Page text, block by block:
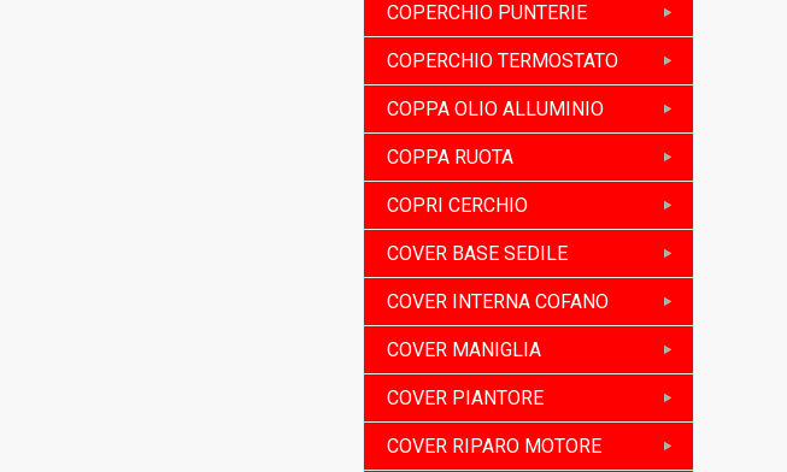
COPERCHIO PUNTERIE
COPERCHIO TERMOSTATO
COPPA OLIO ALLUMINIO
COPPA RUOTA
COPRI CERCHIO
COVER BASE SEDILE
COVER INTERNA COFANO
COVER MANIGLIA
COVER PIANTORE
COVER RIPARO MOTORE